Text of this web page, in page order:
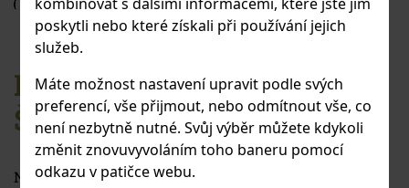
poskytli nebo které získali při používání jejich
služeb.
Máte možnost nastavení upravit podle svých
preferencí, vše přijmout, nebo odmítnout vše, co
není nezbytně nutné. Svůj výběr můžete kdykoli
změnit znovuvyvoláním toho baneru pomocí
odkazu v patičce webu.
FACEBOOKOVÉ STRÁNKY
ŠKOLY
Naše škola má nově oficiální facebookové stránky, na